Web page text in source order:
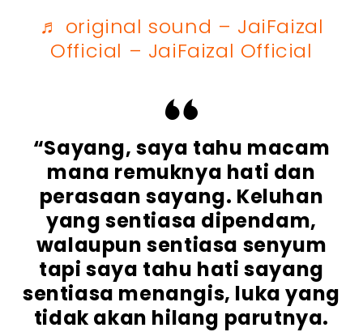
♬ original sound – JaiFaizal
Official – JaiFaizal Official
“Sayang, saya tahu macam
mana remuknya hati dan
perasaan sayang. Keluhan
yang sentiasa dipendam,
walaupun sentiasa senyum
tapi saya tahu hati sayang
sentiasa menangis, luka yang
tidak akan hilang parutnya.